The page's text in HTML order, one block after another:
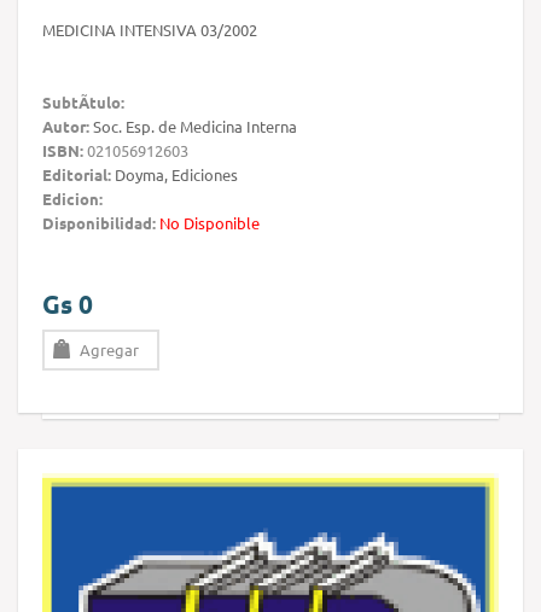
MEDICINA INTENSIVA 03/2002
SubtÃ­tulo:
Autor:Soc. Esp. de Medicina Interna
ISBN:021056912603
Editorial: Doyma, Ediciones
Edicion:
Disponibilidad: No Disponible
Gs 0
Agregar